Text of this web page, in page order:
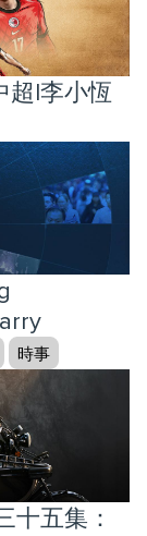
超|李小恆
時事
十五集：